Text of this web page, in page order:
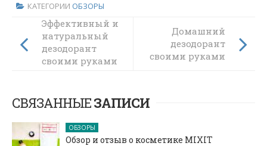
КАТЕГОРИИ ОБЗОРЫ
Эффективный и
натуральный
дезодорант
своими руками
Домашний
дезодорант
своими руками
СВЯЗАННЫЕЗАПИСИ
ОБЗОРЫ
Обзор и отзыв о косметике MIXIT